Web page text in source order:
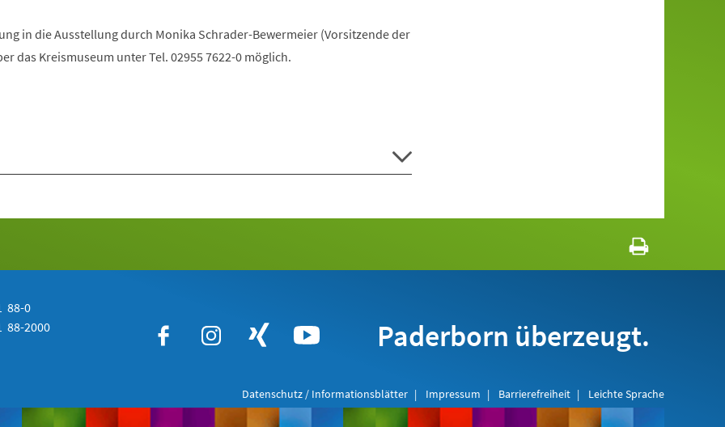
in die Ausstellung durch Monika Schrader-Bewermeier (Vorsitzende der
das Kreismuseum unter Tel. 02955 7622-0 möglich.
88-0
88-2000 Paderborn überzeugt.
Datenschutz / Informationsblätter Impressum Barrierefreiheit Leichte Sprache